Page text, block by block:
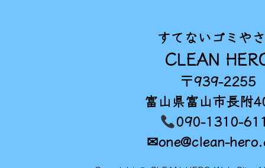
すてないゴミや
CLEAN
〒939-2255
富山県富山市長附
090-1310-
✉one@clean-